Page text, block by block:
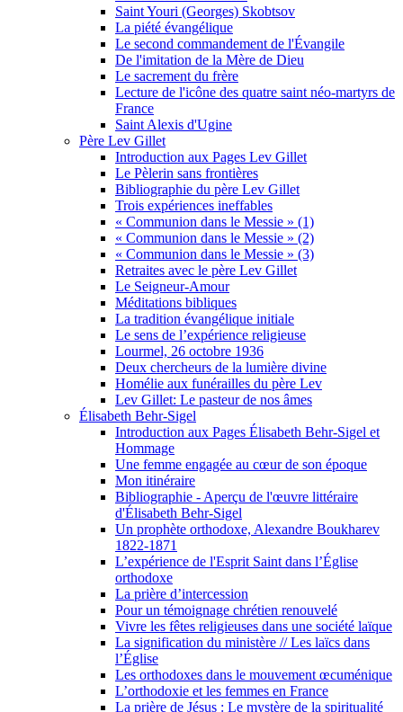
Saint Youri (Georges) Skobtsov
La piété évangélique
Le second commandement de l'Évangile
De l'imitation de la Mère de Dieu
Le sacrement du frère
Lecture de l'icône des quatre saint néo-martyrs de
France
Saint Alexis d'Ugine
Père Lev Gillet
Introduction aux Pages Lev Gillet
Le Pèlerin sans frontières
Bibliographie du père Lev Gillet
Trois expériences ineffables
« Communion dans le Messie » (1)
« Communion dans le Messie » (2)
« Communion dans le Messie » (3)
Retraites avec le père Lev Gillet
Le Seigneur-Amour
Méditations bibliques
La tradition évangélique initiale
Le sens de l’expérience religieuse
Lourmel, 26 octobre 1936
Deux chercheurs de la lumière divine
Homélie aux funérailles du père Lev
Lev Gillet: Le pasteur de nos âmes
Élisabeth Behr-Sigel
Introduction aux Pages Élisabeth Behr-Sigel et
Hommage
Une femme engagée au cœur de son époque
Mon itinéraire
Bibliographie - Aperçu de l'œuvre littéraire
d'Élisabeth Behr-Sigel
Un prophète orthodoxe, Alexandre Boukharev
1822-1871
L’expérience de l'Esprit Saint dans l’Église
orthodoxe
La prière d’intercession
Pour un témoignage chrétien renouvelé
Vivre les fêtes religieuses dans une société laïque
La signification du ministère // Les laïcs dans
l’Église
Les orthodoxes dans le mouvement œcuménique
L’orthodoxie et les femmes en France
La prière de Jésus : Le mystère de la spiritualité